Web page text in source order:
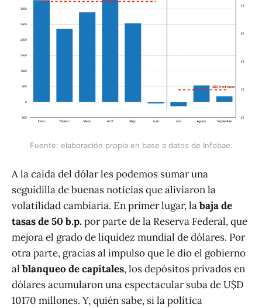
Fuente: elaboración propia en base a datos de Infobae.
A la caída del dólar les podemos sumar una
seguidilla de buenas noticias que aliviaron la
volatilidad cambiaria. En primer lugar, labaja de
tasas de 50 b.p.por parte de la Reserva Federal, que
mejora el grado de liquidez mundial de dólares. Por
otra parte, gracias al impulso que le dio el gobierno
al blanqueo de capitales, los depósitos privados en
dólares acumularon una espectacular suba de U$D
10170 millones. Y, quién sabe, si la política